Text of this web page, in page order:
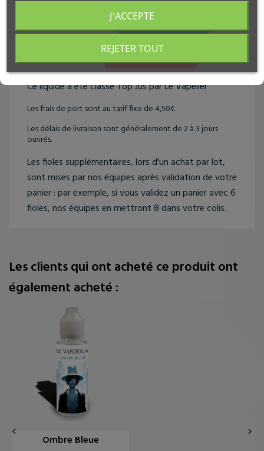
VALIDER
JE SUIS MINEUR
REJETER TOUT
J'ACCEPTE
façonné par le Vaporiumet fabriqué par le
laboratoire Toutatissitué en Nouvelle-Aquitaine.
Ce liquide a été classé Top Jus par Le Vapelier
Les frais de port sont au tarif fixe de 4,50€.
Les délais de livraison sont généralement de 2 à 3 jours
ouvrés.
Les fioles supplémentaires, lors d'un achat par lot,
sont mises par nos équipes après validation de votre
panier : par exemple, si vous validez un panier avec 6
fioles, nos équipes en mettront 8 dans votre colis.
Les clients qui ont acheté ce produit ont
également acheté :
Ombre Bleue
 